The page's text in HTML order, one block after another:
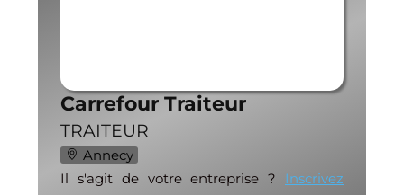
Carrefour Traiteur
TRAITEUR
Annecy
Il s'agit de votre entreprise ? Inscrivez